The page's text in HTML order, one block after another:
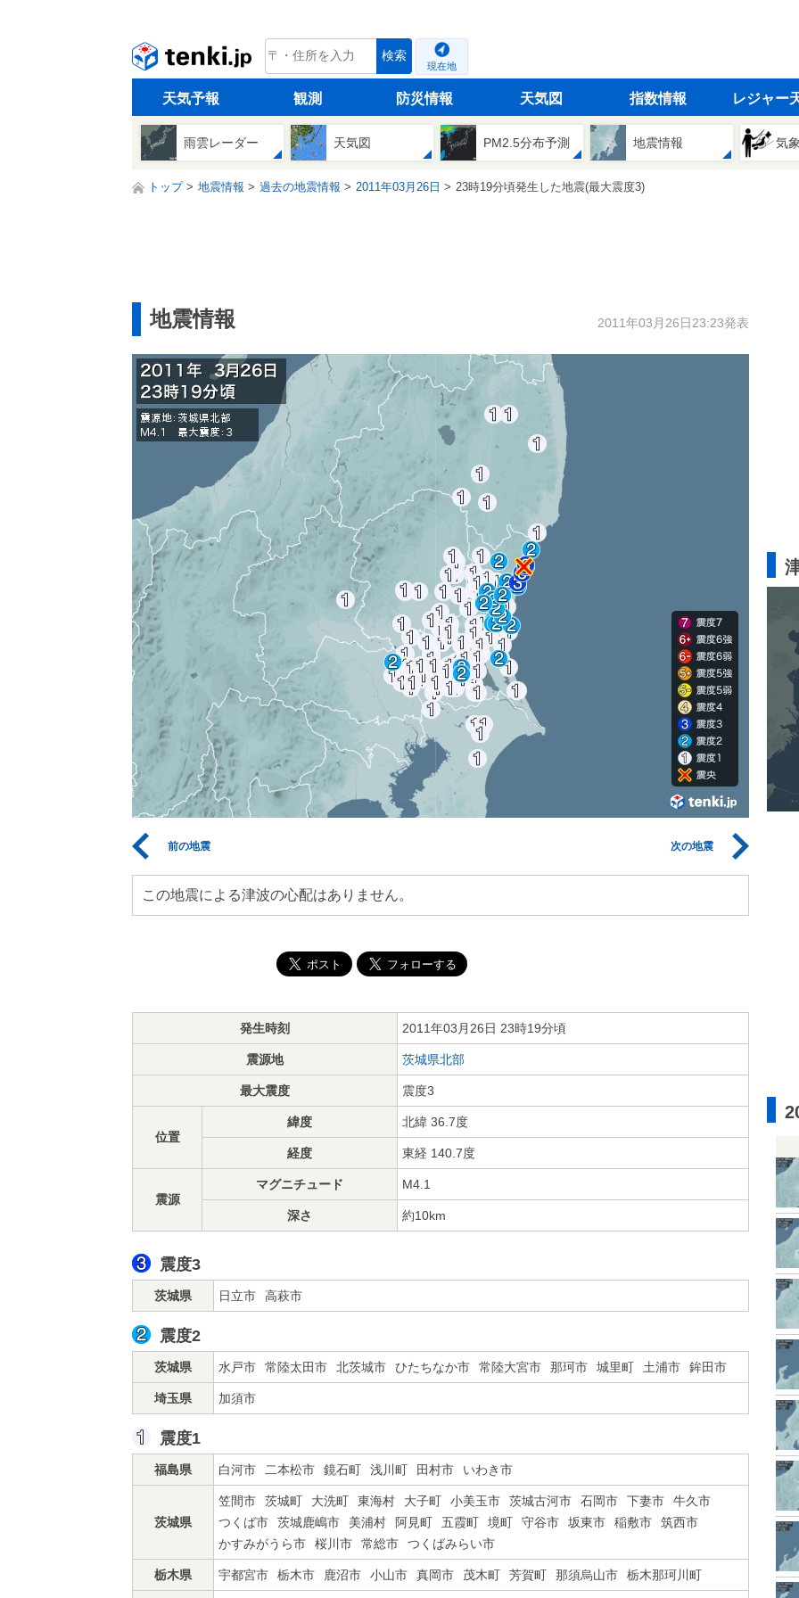
tenki.jp 検索
現在地
天気予報 観測 防災情報 天気図 指数情報 レジャー
雨雲レーダー 天気図 PM2.5分布予測 地震情報 気
トップ 地震情報 過去の地震情報 2011年03月26日 23時19分頃発生した地震(最大震度3)
地震情報 2011年03月26日23:23発表
前の地震 次の地震
この地震による津波の心配はありません。
発生時刻 2011年03月26日 23時19分頃
震源地 茨城県北部
最大震度 震度3
位置
緯度 北緯 36.7度
経度 東経 140.7度
震源
マグニチュード M4.1
深さ 約10km
震度3
茨城県 日立市 高萩市
震度2
茨城県 水戸市 常陸太田市 北茨城市 ひたちなか市 常陸大宮市 那珂市 城里町 土浦市 鉾田市
埼玉県 加須市
震度1
福島県 白河市 二本松市 鏡石町 浅川町 田村市 いわき市
茨城県
笠間市 茨城町 大洗町 東海村 大子町 小美玉市 茨城古河市 石岡市 下妻市
牛久市
つくば市
茨城鹿嶋市 美浦村 阿見町 五霞町 境町 守谷市 坂東市 稲敷市
筑西市
かすみがうら市
桜川市 常総市 つくばみらい市
栃木県 宇都宮市 栃木市 鹿沼市 小山市 真岡市 茂木町 芳賀町 那須烏山市 栃木那珂川町